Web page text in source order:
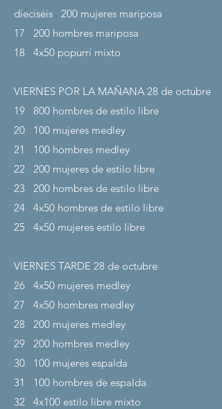
dieciséis
200 mujeres mariposa
17
200 hombres mariposa
18
4x50 popurrí mixto
VIERNES POR LA MAÑANA 28 de octubre
19
800 hombres de estilo libre
20
100 mujeres medley
21
100 hombres medley
22
200 mujeres de estilo libre
23
200 hombres de estilo libre
24
4x50 hombres de estilo libre
25
4x50 mujeres estilo libre
VIERNES TARDE 28 de octubre
26
4x50 mujeres medley
27
4x50 hombres medley
28
200 mujeres medley
29
200 hombres medley
30
100 mujeres espalda
31
100 hombres de espalda
32
4x100 estilo libre mixto